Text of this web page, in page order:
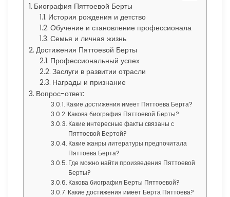
Биография Пяттоевой Берты
История рождения и детство
Обучение и становление профессионала
Семья и личная жизнь
Достижения Пяттоевой Берты
Профессиональный успех
Заслуги в развитии отрасли
Награды и признание
Вопрос-ответ:
Какие достижения имеет Пяттоева Берта?
Какова биография Пяттоевой Берты?
Какие интересные факты связаны с
Пяттоевой Бертой?
Какие жанры литературы предпочитала
Пяттоева Берта?
Где можно найти произведения Пяттоевой
Берты?
Какова биография Берты Пяттоевой?
Какие достижения имеет Берта Пяттоева?